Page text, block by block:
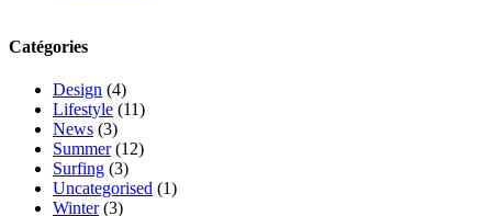
Catégories
Design (4)
Lifestyle (11)
News (3)
Summer(12)
Surfing (3)
Uncategorised (1)
Winter(3)